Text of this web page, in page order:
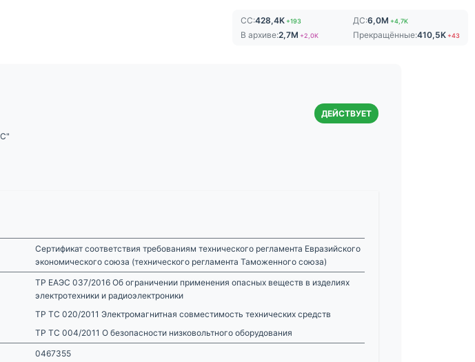
СС:428,4K+193 ДС:6,0M +4,7K
В архиве:2,7M +2,0K Прекращённые:410,5K +43
ДЕЙСТВУЕТ
Сертификат соответствия требованиям технического регламента Евразийского
экономического союза (технического регламента Таможенного союза)
ТР ЕАЭС 037/2016 Об ограничении применения опасных веществ в изделиях
электротехники и радиоэлектроники
ТР ТС 020/2011 Электромагнитная совместимость технических средств
ТР ТС 004/2011 О безопасности низковольтного оборудования
0467355